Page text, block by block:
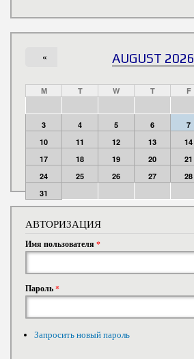
AUGUST 2026
«
M T W T F
3
4 5 6 7
10
11 12 13 14
17
18 19 20 21
24
25 26 27 28
31
АВТОРИЗАЦИЯ
Имя пользователя *
Пароль*
Запросить новый пароль